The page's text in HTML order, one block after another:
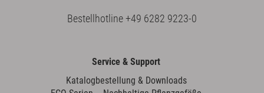
Bestellhotline+49 6282 9223-0
Service & Support
Katalogbestellung & Downloads